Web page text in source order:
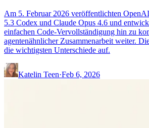
Am 5. Februar 2026 veröffentlichten
5.3 Codex und Claude Opus 4.6 und
einfachen Code-Vervollständigung hin zu
agentenähnlicher Zusammenarbeit weiter.
die wichtigsten Unterschiede auf.
Katelin Teen·Feb 6, 2026